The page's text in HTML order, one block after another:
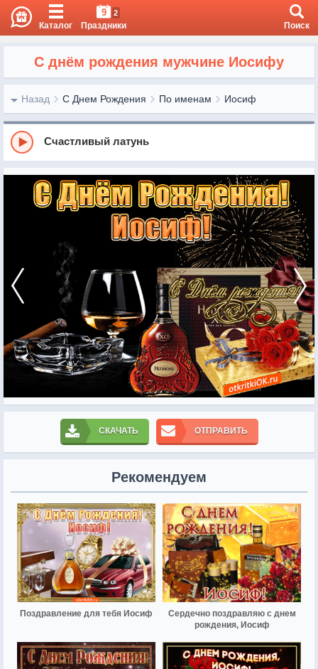
Каталог
9 2
Праздники Поиск
С днём рождения мужчине Иосифу
Назад С Днем Рождения По именам Иосиф
Счастливый латунь
СКАЧАТЬ ОТПРАВИТЬ
Рекомендуем
Поздравление для тебя Иосиф
Сердечно поздравляю с днем
рождения, Иосиф